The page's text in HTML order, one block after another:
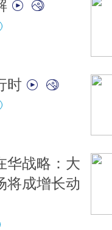
时
华战略：大
将成增长动